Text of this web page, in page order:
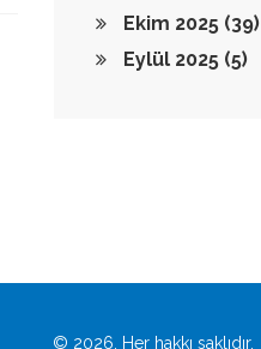
Ekim 2025 (39)
Eylül 2025 (5)
© 2026. Her hakkı saklıdır.